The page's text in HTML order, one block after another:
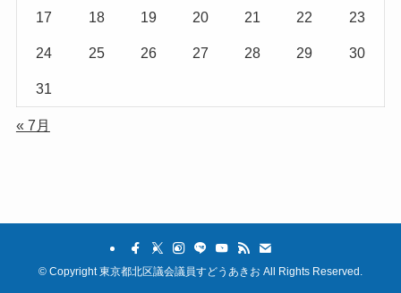
17 18 19 20 21 22 23
24 25 26 27 28 29 30
31
« 7月
© Copyright 東京都北区議会議員すどうあきお All Rights Reserved.